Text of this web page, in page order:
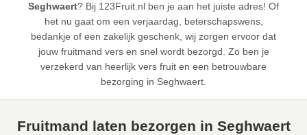
Seghwaert? Bij 123Fruit.nl ben je aan het juiste adres! Of
het nu gaat om een verjaardag, beterschapswens,
bedankje of een zakelijk geschenk, wij zorgen ervoor dat
jouw fruitmand vers en snel wordt bezorgd. Zo ben je
verzekerd van heerlijk vers fruit en een betrouwbare
bezorging in Seghwaert.
Fruitmand laten bezorgen in Seghwaert